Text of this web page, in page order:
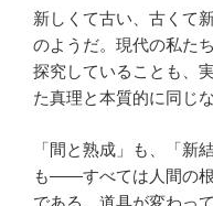
新しくて古い、古くて
のようだ。現代の私た
探究していることも、
た真理と本質的に同じ
「間と熟成」も、「新
も——すべては人間の
である。道具が変わっ